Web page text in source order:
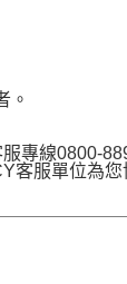
。
專線0800-
客服單位為